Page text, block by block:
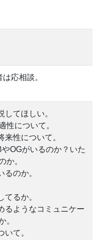
応相談。
てほしい。
性について。
性について。
OGがいるのか？いた
か。
のか。
るか。
るようなコミュニケー
。
て。